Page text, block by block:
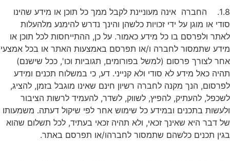
1.8. החברה אינה מעוניינת לקבל ממך כל תוכן או מידע שהינו
או מוגן על ידי זכויות כלשהן והינך נדרש להימנע מלהעלות
ולפרסם בו כל מידע כאמור. על כן, ההתייחסות לכל תוכן או
שתמסור לחברה ו/או תפרסם באמצעות האתר או בכל אמצעי
לצורך פרסום (למשל בפורומים, תגוביות וכו', ככל שישנם)
כאל מידע לא סודי ולא קנייני. דע, כי במשלוח תכנים ומידע
הנך מקנה לחברה רשיון חינם שאינו מוגבל בזמן, להציג,
להעתיק, להפיץ, לשווק, לשדר, להעמיד לרשות הציבור
בתכנים ובמידע כל שימוש אחר לפי שיקול דעתה. משמעותו
דבר היא שאינך זכאי, ולא תהיה זכאי בעתיד, לכל תשלום שהוא
תכנים כלשהם שתמסור לחברהו/או תפרסם באתר.